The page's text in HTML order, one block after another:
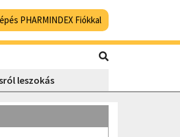
PHARMINDEX Fiókkal
leszokás